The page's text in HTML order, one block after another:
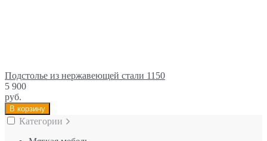
Подстолье из нержавеющей стали 1150
5 900
руб.
В корзину
Категории